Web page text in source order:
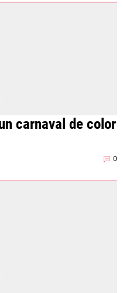
carnaval de color
0